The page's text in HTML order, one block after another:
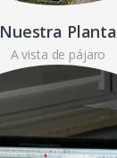
Nuestra Planta
A vista de pájaro